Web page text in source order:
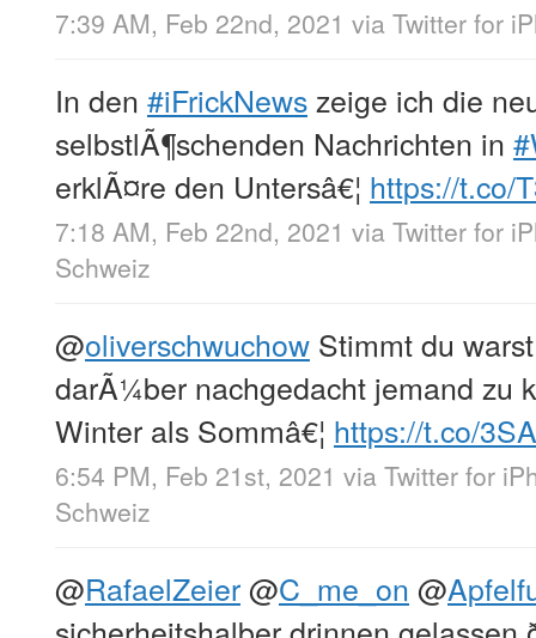
7:39 AM, Feb 22nd, 2021 via Twitter for
In den #iFrickNewszeige ich die
selbstlÃ¶schenden Nachrichten in
erklÃ¤re den Untersâ€¦ https://t.co/
7:18 AM, Feb 22nd, 2021 via Twitter for
Schweiz
@oliverschwuchow Stimmt du
darÃ¼ber nachgedacht jemand zu
Winter als Sommâ€¦ https://t.co/
6:54 PM, Feb 21st, 2021 via Twitter for
Schweiz
@RafaelZeier@C_me_on @